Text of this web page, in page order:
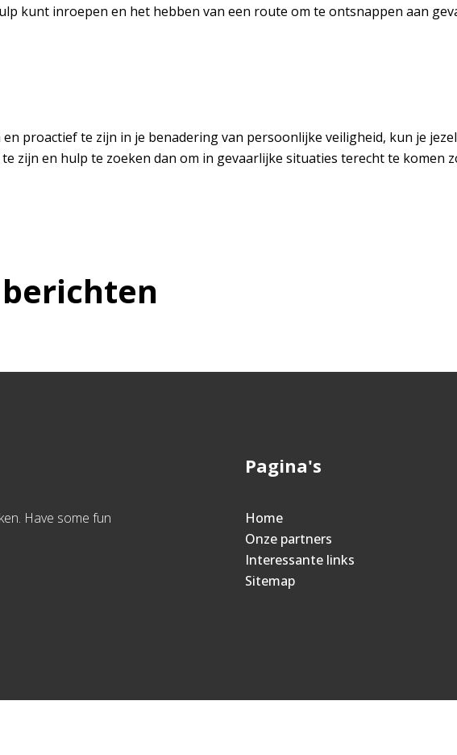
kunt inroepen en het hebben van een route om te ontsnappen aan
proactief te zijn in je benadering van persoonlijke veiligheid, kun je
zijn en hulp te zoeken dan om in gevaarlijke situaties terecht te komen
Have some fun
Pagina's
Home
Onze partners
Interessante links
Sitemap